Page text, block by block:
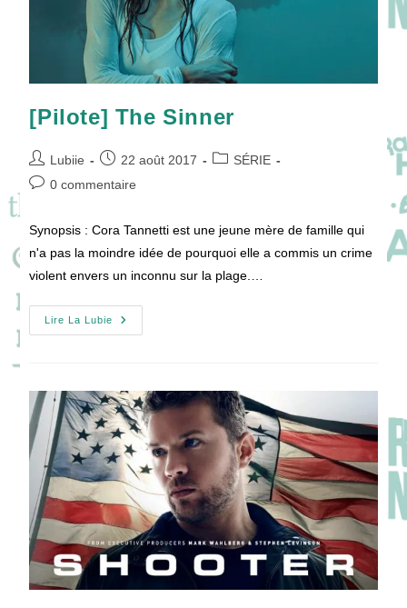
[Pilote] The Sinner
Auteur/autrice
de
Lubiie
Publication
publiée :
22 août 2017
PostSÉRIE
Commentaires
publication :
0 commentaire
Synopsis : Cora Tannetti est une jeune mère de famille qui
n'a pas la moindre idée de pourquoi elle a commis un crime
violent envers un inconnu sur la plage.…
Lire La Lubie
[Pilote]
The